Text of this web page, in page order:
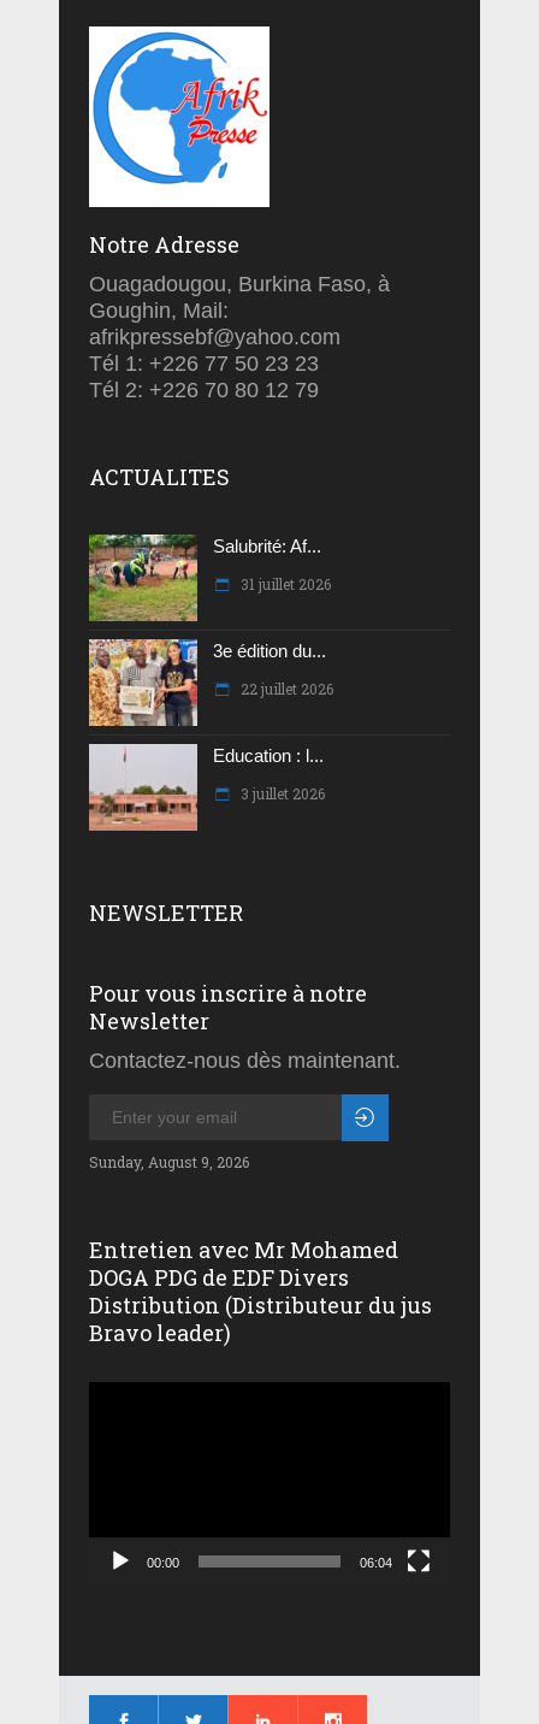
Notre Adresse
Ouagadougou, Burkina Faso, à
Goughin, Mail:
afrikpressebf@yahoo.com
Tél 1: +226 77 50 23 23
Tél 2: +226 70 80 12 79
ACTUALITES
Salubrité: Af...
31 juillet 2026
3e édition du...
22 juillet 2026
Education : l...
3 juillet 2026
NEWSLETTER
Pour vous inscrire à notre
Newsletter
Contactez-nous dès maintenant.
Sunday, August 9, 2026
Entretien avec Mr Mohamed
DOGA PDG de EDF Divers
Distribution (Distributeur du jus
Bravo leader)
00:00 06:04